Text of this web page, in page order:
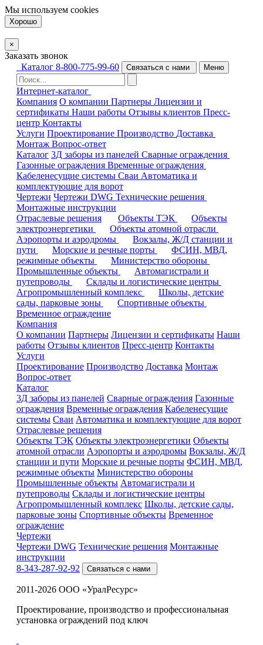
Мы используем cookies
Хорошо
×
Заказать звонок
Каталог 8-800-775-99-60 Связаться с нами Меню
Интернет-каталог
Компания О компании Партнеры Лицензии и
сертификаты Наши работы Отзывы клиентов Пресс-
центр Контакты
Услуги Проектирование Производство Доставка
Монтаж Вопрос-ответ
Каталог 3Д заборы из панелей Сварные ограждения
Газонные ограждения Временные ограждения
Кабеленесущие системы Cваи Автоматика и
комплектующие для ворот
Чертежи Чертежи DWG Технические решения
Монтажные инструкции
Отраслевые решения
Объекты ТЭК
Объекты
электроэнергетики
Объекты атомной отрасли
Аэропорты и аэродромы
Вокзалы, Ж/Д станции и
пути
Морские и речные порты
ФСИН, МВД,
режимные объекты
Министерство обороны
Промышленные объекты
Автомагистрали и
путепроводы
Склады и логистические центры
Агропромышленный комплекс
Школы, детские
сады, парковые зоны
Спортивные объекты
Временное ограждение
Компания
О компании Партнеры Лицензии и сертификаты Наши
работы Отзывы клиентов Пресс-центр Контакты
Услуги
Проектирование Производство Доставка Монтаж
Вопрос-ответ
Каталог
3Д заборы из панелей Сварные ограждения Газонные
ограждения Временные ограждения Кабеленесущие
системы Cваи Автоматика и комплектующие для ворот
Отраслевые решения
Объекты ТЭК Объекты электроэнергетики Объекты
атомной отрасли Аэропорты и аэродромы Вокзалы, Ж/Д
станции и пути Морские и речные порты ФСИН, МВД,
режимные объекты Министерство обороны
Промышленные объекты Автомагистрали и
путепроводы Склады и логистические центры
Агропромышленный комплекс Школы, детские сады,
парковые зоны Спортивные объекты Временное
ограждение
Чертежи
Чертежи DWG Технические решения Монтажные
инструкции
8-343-287-92-92
Связаться с нами
2011-2026 ООО «УралРесурс»
Проектирование, производство и профессиональная
установка ограждений под ключ